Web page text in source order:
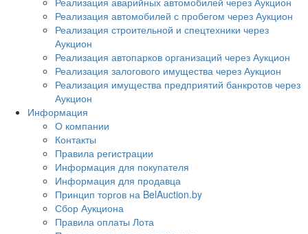
Реализация автомобилей с пробегом через Аукцион
Реализация строительной и спецтехники через
Аукцион
Реализация автопарков организаций через Аукцион
Реализация залогового имущества через Аукцион
Реализация имущества предприятий банкротов через
Аукцион
Информация
О компании
Контакты
Правила регистрации
Информация для покупателя
Информация для продавца
Принцип торгов на BelAuction.by
Сбор Аукциона
Правила оплаты Лота